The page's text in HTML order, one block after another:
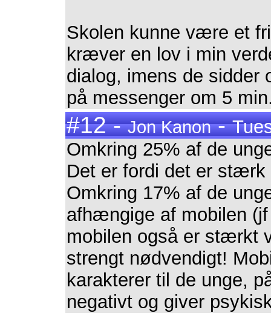
Skolen kunne være et
kræver en lov i min
dialog, imens de
på messenger om 5
#12 -Jon Kanon-
Omkring 25% af de
Det er fordi det er stærk
Omkring 17% af de
afhængige af mobilen
mobilen også er stærkt
strengt nødvendigt!
karakterer til de unge,
negativt og giver